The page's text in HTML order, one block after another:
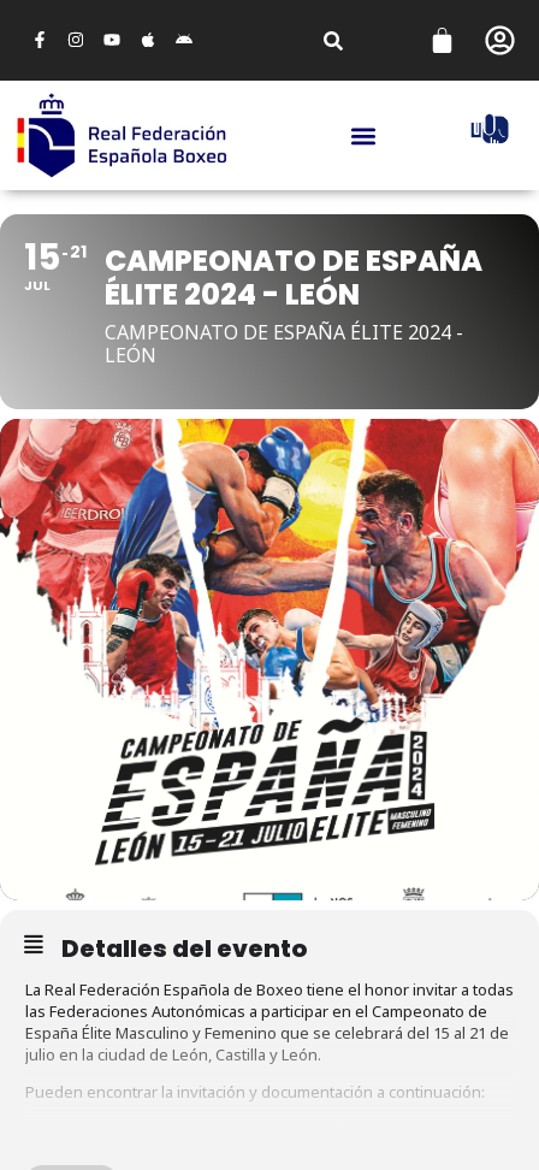
15
JUL
21
CAMPEONATO DE ESPAÑA
ÉLITE 2024 - LEÓN
CAMPEONATO DE ESPAÑA ÉLITE 2024 -
LEÓN
Detalles del evento
La Real Federación Española de Boxeo tiene el honor invitar a todas
las Federaciones Autonómicas a participar en el Campeonato de
España Élite Masculino y Femenino que se celebrará del 15 al 21 de
julio en la ciudad de León, Castilla y León.
Pueden encontrar la invitación y documentación a continuación: